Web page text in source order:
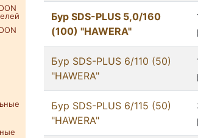
Бур SDS-PLUS 5,0/160
(100) "HAWERA"
Бур SDS-PLUS 6/110 (50)
"HAWERA"
Бур SDS-PLUS 6/115 (50)
"HAWERA"